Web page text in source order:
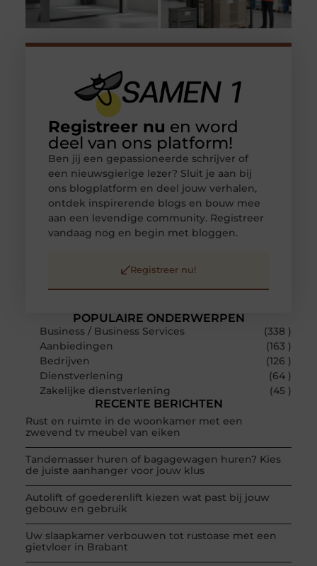
POPULAIRE ONDERWERPEN
Business / Business Services
(338 )
Aanbiedingen
(163 )
Bedrijven
(126 )
Dienstverlening
(64 )
Zakelijke dienstverlening
(45 )
RECENTE BERICHTEN
Rust en ruimte in de woonkamer met een
zwevend tv meubel van eiken
Tandemasser huren of bagagewagen huren? Kies
de juiste aanhanger voor jouw klus
Autolift of goederenlift kiezen wat past bij jouw
gebouw en gebruik
Uw slaapkamer verbouwen tot rustoase met een
gietvloer in Brabant
Registreer nu en word
deel van ons platform!
Ben jij een gepassioneerde schrijver of
een nieuwsgierige lezer? Sluit je aan bij
ons blogplatform en deel jouw verhalen,
ontdek inspirerende blogs en bouw mee
aan een levendige community. Registreer
vandaag nog en begin met bloggen.
Registreer nu!